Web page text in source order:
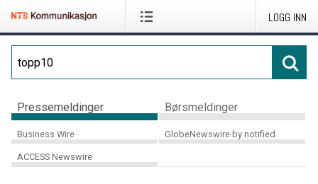
LOGG INN
Pressemeldinger Børsmeldinger
Business Wire GlobeNewswire by notified
ACCESS Newswire